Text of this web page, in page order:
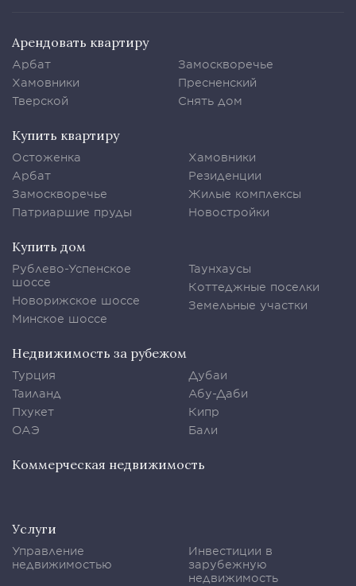
Арендовать квартиру
Арбат
Хамовники
Тверской
Замоскворечье
Пресненский
Снять дом
Купить квартиру
Остоженка
Арбат
Замоскворечье
Патриаршие пруды
Хамовники
Резиденции
Жилые комплексы
Новостройки
Купить дом
Рублево-Успенское
шоссе
Новорижское шоссе
Минское шоссе
Таунхаусы
Коттеджные поселки
Земельные участки
Недвижимость за рубежом
Турция
Таиланд
Пхукет
ОАЭ
Дубаи
Абу-Даби
Кипр
Бали
Коммерческая недвижимость
Услуги
Управление
недвижимостью
Инвестиции в
зарубежную
недвижимость